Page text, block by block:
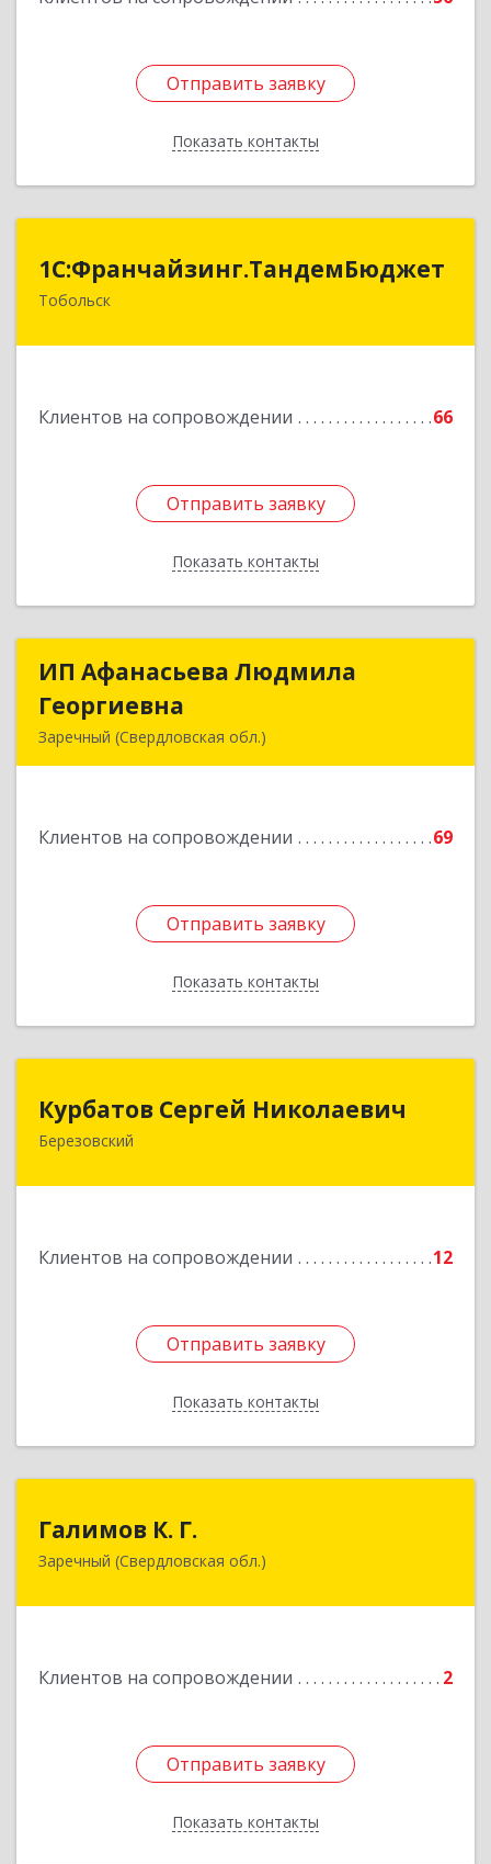
Отправить заявку
Показать контакты
Отправить заявку
Назад
1С:Франчайзинг.ТандемБюджет
Тобольск
Клиентов на сопровождении 66
Отправить заявку
Показать контакты
1С:Франчайзинг.ТандемБюджет
Отправить заявку
Назад
ИП Афанасьева Людмила
Георгиевна
Заречный (Свердловская обл.)
Клиентов на сопровождении 69
Отправить заявку
Показать контакты
ИП Афанасьева Людмила
Подробнее
Отправить заявку
Назад
Курбатов Сергей Николаевич
Березовский
Клиентов на сопровождении 12
Отправить заявку
Показать контакты
Курбатов Сергей Николаевич
Отправить заявку
Назад
Галимов К. Г.
Заречный (Свердловская обл.)
Клиентов на сопровождении 2
Отправить заявку
Показать контакты
Свердловская обл, г. Заречный, ул. Кузнецова,
Отправить заявку
Назад